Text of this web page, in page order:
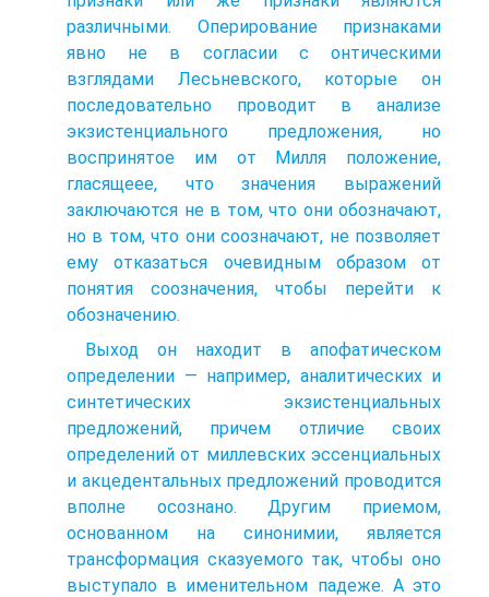
различными. Оперирование признаками
явно не в согласии с онтическими
взглядами Лесьневского, которые он
последовательно проводит в анализе
экзистенциального предложения, но
воспринятое им от Милля положение,
гласящеее, что значения выражений
заключаются не в том, что они обозначают,
но в том, что они соозначают, не позволяет
ему отказаться очевидным образом от
понятия соозначения, чтобы перейти к
обозначению.
Выход он находит в апофатическом
определении — например, аналитических и
синтетических экзистенциальных
предложений, причем отличие своих
определений от миллевских эссенциальных
и акцедентальных предложений проводится
вполне осознано. Другим приемом,
основанном на синонимии, является
трансформация сказуемого так, чтобы оно
выступало в именительном падеже. А это